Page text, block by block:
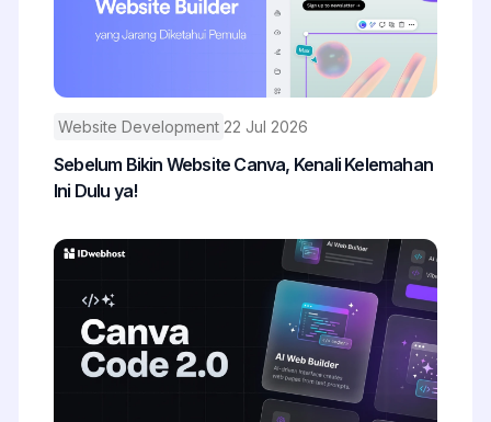
Website Development 22 Jul 2026
Sebelum Bikin Website Canva, Kenali Kelemahan
Ini Dulu ya!